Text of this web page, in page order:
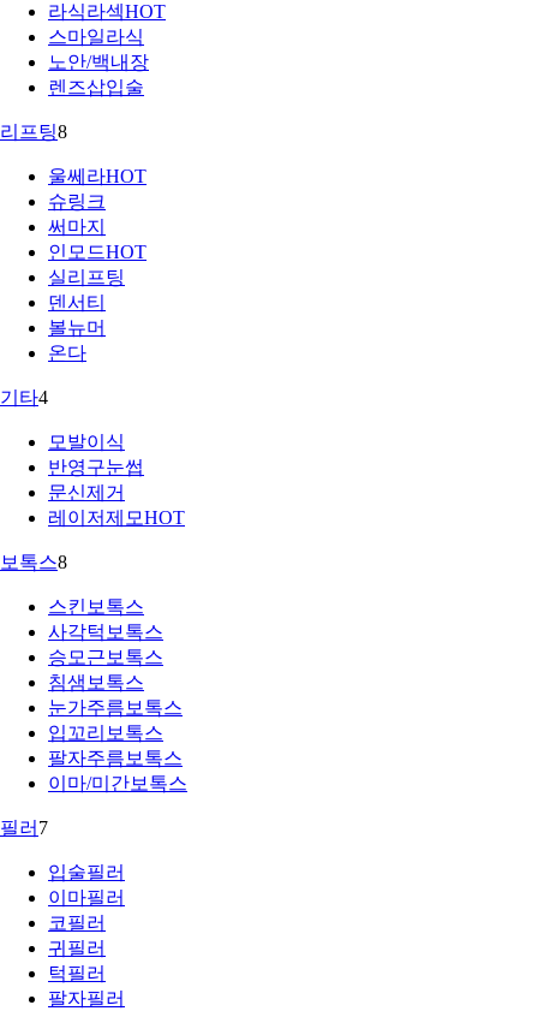
라식라섹HOT
스마일라식
노안/백내장
렌즈삽입술
리프팅8
울쎄라HOT
슈링크
써마지
인모드HOT
실리프팅
덴서티
볼뉴머
온다
기타4
모발이식
반영구눈썹
문신제거
레이저제모HOT
보톡스8
스킨보톡스
사각턱보톡스
승모근보톡스
침샘보톡스
눈가주름보톡스
입꼬리보톡스
팔자주름보톡스
이마/미간보톡스
필러 7
입술필러
이마필러
코필러
귀필러
턱필러
팔자필러